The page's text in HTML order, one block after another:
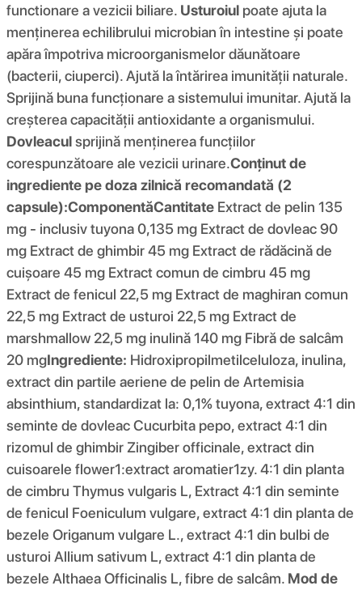
functionare a vezicii biliare. Usturoiul poate ajuta la
menținerea echilibrului microbian în intestine și poate
apăra împotriva microorganismelor dăunătoare
(bacterii, ciuperci). Ajută la întărirea imunității naturale.
Sprijină buna funcționare a sistemului imunitar. Ajută la
creșterea capacității antioxidante a organismului.
Dovleaculsprijină menținerea funcțiilor
corespunzătoare ale vezicii urinare.Conținut de
ingrediente pe doza zilnică recomandată (2
capsule):ComponentăCantitate Extract de pelin 135
mg - inclusiv tuyona 0,135 mg Extract de dovleac 90
mg Extract de ghimbir 45 mg Extract de rădăcină de
cuișoare 45 mg Extract comun de cimbru 45 mg
Extract de fenicul 22,5 mg Extract de maghiran comun
22,5 mg Extract de usturoi 22,5 mg Extract de
marshmallow 22,5 mg inulină 140 mg Fibră de salcâm
20 mgIngrediente: Hidroxipropilmetilceluloza, inulina,
extract din partile aeriene de pelin de Artemisia
absinthium, standardizat la: 0,1% tuyona, extract 4:1 din
seminte de dovleac Cucurbita pepo, extract 4:1 din
rizomul de ghimbir Zingiber officinale, extract din
cuisoarele flower1:extract aromatier1zy. 4:1 din planta
de cimbru Thymus vulgaris L, Extract 4:1 din seminte
de fenicul Foeniculum vulgare, extract 4:1 din planta de
bezele Origanum vulgare L., extract 4:1 din bulbi de
usturoi Allium sativum L, extract 4:1 din planta de
bezele Althaea Officinalis L, fibre de salcâm. Mod de